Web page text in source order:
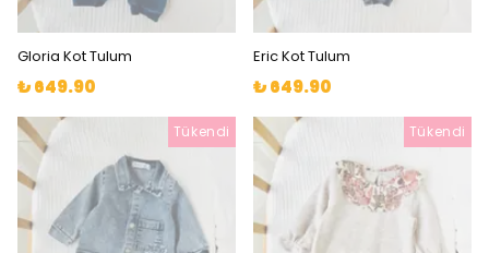
Gloria Kot Tulum
₺ 649.90
Eric Kot Tulum
₺ 649.90
Tükendi Tükendi